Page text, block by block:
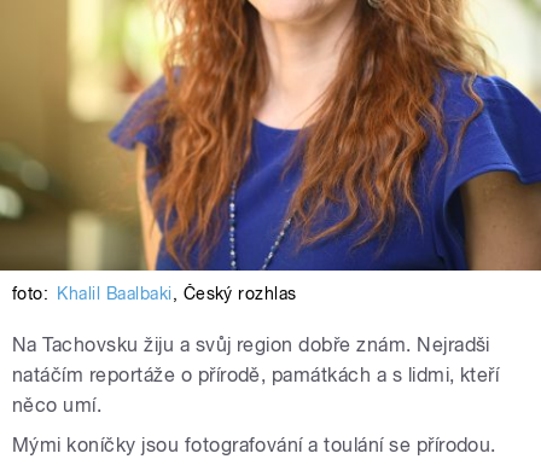
foto: Khalil Baalbaki, Český rozhlas
Na Tachovsku žiju a svůj region dobře znám. Nejradši
natáčím reportáže o přírodě, památkách a s lidmi, kteří
něco umí.
Mými koníčky jsou fotografování a toulání se přírodou.